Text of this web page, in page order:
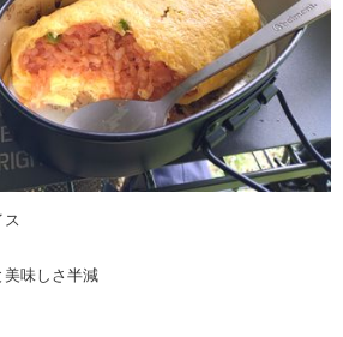
美味しさ半減